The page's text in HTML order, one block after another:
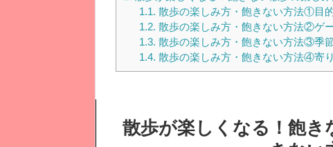
1.1. 散歩の楽しみ方・飽きない方法①目
1.2. 散歩の楽しみ方・飽きない方法②ゲ
1.3. 散歩の楽しみ方・飽きない方法③季
1.4. 散歩の楽しみ方・飽きない方法④寄
散歩が楽しくなる！飽き